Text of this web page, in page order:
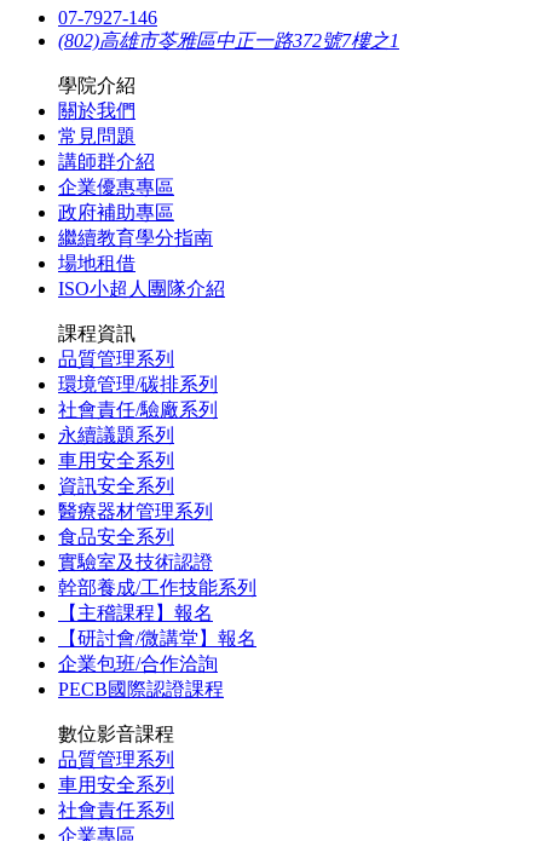
07-7927-146
(802)高雄市苓雅區中正一路372號7樓之1
學院介紹
關於我們
常見問題
講師群介紹
企業優惠專區
政府補助專區
繼續教育學分指南
場地租借
ISO小超人團隊介紹
課程資訊
品質管理系列
環境管理/碳排系列
社會責任/驗廠系列
永續議題系列
車用安全系列
資訊安全系列
醫療器材管理系列
食品安全系列
實驗室及技術認證
幹部養成/工作技能系列
【主稽課程】報名
【研討會/微講堂】報名
企業包班/合作洽詢
PECB國際認證課程
數位影音課程
品質管理系列
車用安全系列
社會責任系列
企業專區